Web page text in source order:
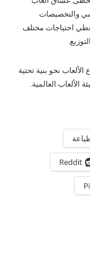
والتخصيصات
احتياجات مختلف
نحو بنية تحتية
الألعاب العالمية.
Reddit